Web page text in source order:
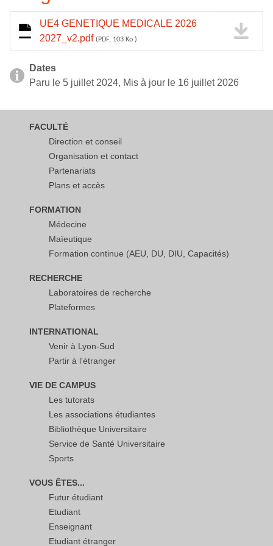
UE4 GENETIQUE MEDICALE 2026
2027_v2.pdf (PDF, 103 Ko )
Dates
Paru le 5 juillet 2024, Mis à jour le 16 juillet 2026
FACULTÉ
Direction et conseil
Organisation et contact
Partenariats
Plans et accès
FORMATION
Médecine
Maïeutique
Formation continue (AEU, DU, DIU, Capacités)
RECHERCHE
Laboratoires de recherche
Plateformes
INTERNATIONAL
Venir à Lyon-Sud
Partir à l'étranger
VIE DE CAMPUS
Les tutorats
Les associations étudiantes
Bibliothèque Universitaire
Service de Santé Universitaire
Sports
VOUS ÊTES...
Futur étudiant
Etudiant
Enseignant
Etudiant étranger